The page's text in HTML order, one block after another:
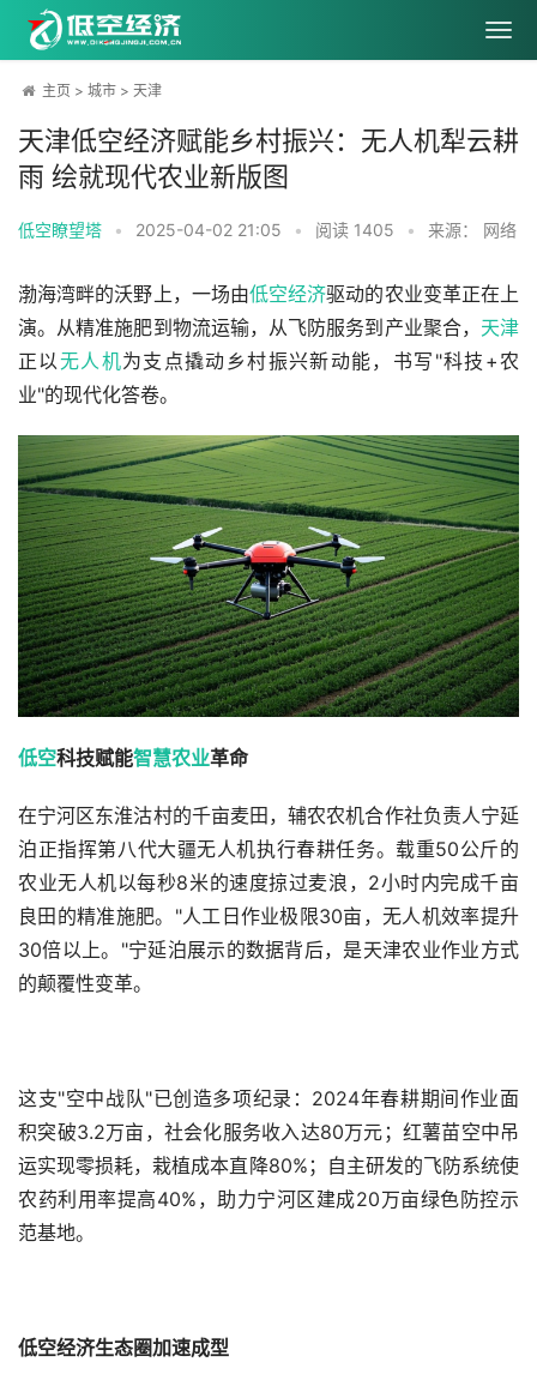
主页 > 城市 > 天津
天津低空经济赋能乡村振兴：无人机犁云耕
雨 绘就现代农业新版图
低空瞭望塔 • 2025-04-02 21:05 • 阅读 1405 • 来源： 网络
渤海湾畔的沃野上，一场由低空经济驱动的农业变革正在上
演。从精准施肥到物流运输，从飞防服务到产业聚合， 天津
正以无人机为支点撬动乡村振兴新动能，书写"科技+农
业"的现代化答卷。
低空科技赋能智慧农业革命
在宁河区东淮沽村的千亩麦田，辅农农机合作社负责人宁延
泊正指挥第八代大疆无人机执行春耕任务。载重50公斤的
农业无人机以每秒8米的速度掠过麦浪，2小时内完成千亩
良田的精准施肥。"人工日作业极限30亩，无人机效率提升
30倍以上。"宁延泊展示的数据背后，是天津农业作业方式
的颠覆性变革。
这支"空中战队"已创造多项纪录：2024年春耕期间作业面
积突破3.2万亩，社会化服务收入达80万元；红薯苗空中吊
运实现零损耗，栽植成本直降80%；自主研发的飞防系统使
农药利用率提高40%，助力宁河区建成20万亩绿色防控示
范基地。
低空经济生态圈加速成型